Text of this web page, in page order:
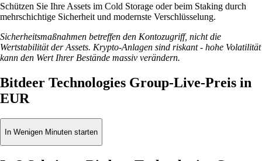
Schützen Sie Ihre Assets im Cold Storage oder beim Staking durch
mehrschichtige Sicherheit und modernste Verschlüsselung.
Sicherheitsmaßnahmen betreffen den Kontozugriff, nicht die
Wertstabilität der Assets. Krypto-Anlagen sind riskant - hohe Volatilität
kann den Wert Ihrer Bestände massiv verändern.
Bitdeer Technologies Group-Live-Preis in
EUR
In Wenigen Minuten starten